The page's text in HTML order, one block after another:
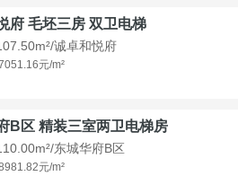
府 毛坯三房 双卫电梯
诚卓和悦府
元/m²
B区 精装三室两卫电梯房
东城华府B区
元/m²